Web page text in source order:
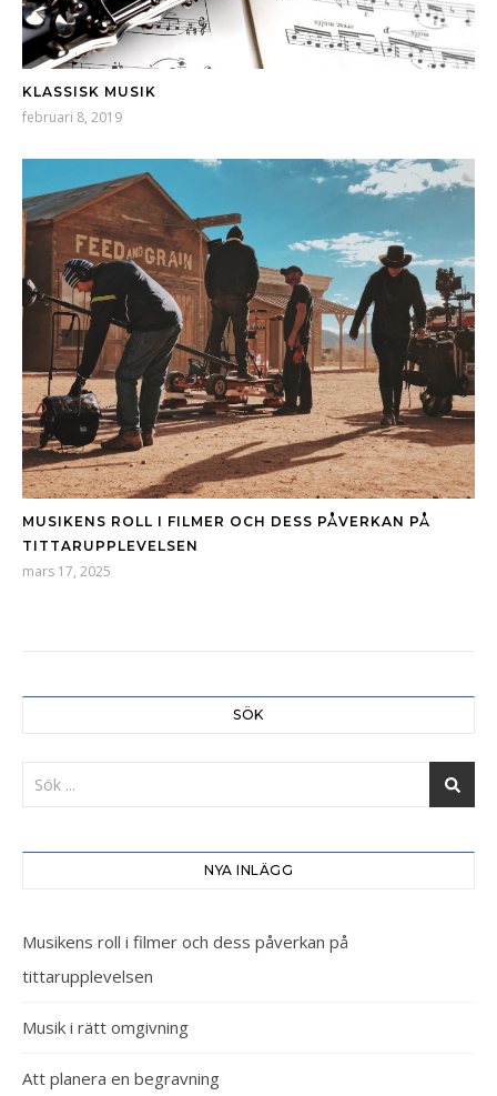
KLASSISK MUSIK
februari 8, 2019
MUSIKENS ROLL I FILMER OCH DESS PÅVERKAN PÅ
TITTARUPPLEVELSEN
mars 17, 2025
SÖK
NYA INLÄGG
Musikens roll i filmer och dess påverkan på
tittarupplevelsen
Musik i rätt omgivning
Att planera en begravning